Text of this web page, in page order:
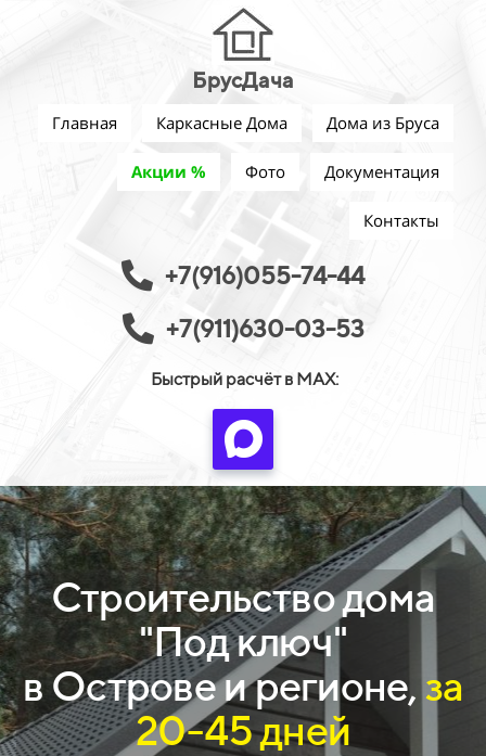
БрусДача
Главная Каркасные Дома Дома из Бруса
Акции % Фото Документация
Контакты
+7(916)055-74-44
+7(911)630-03-53
Быстрый расчёт в MAX:
Строительство дома
"Под ключ"
в Острове и регионе, за
20-45 дней